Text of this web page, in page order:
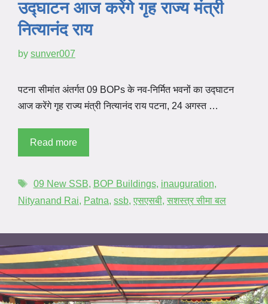
उद्घाटन आज करेंगे गृह राज्य मंत्री
नित्यानंद राय
by sunver007
पटना सीमांत अंतर्गत 09 BOPs के नव-निर्मित भवनों का उद्घाटन
आज करेंगे गृह राज्य मंत्री नित्यानंद राय पटना, 24 अगस्त …
Read more
09 New SSB, BOP Buildings, inauguration,
Nityanand Rai, Patna, ssb, एसएसबी, सशस्त्र सीमा बल